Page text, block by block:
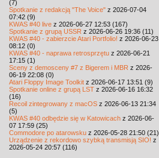
(7)
Spotkanie z redakcją "The Voice" z 2026-07-04
07:42 (9)
KWAS #40 live z 2026-06-27 12:53 (167)
Spotkanie z grupą USSR z 2026-06-26 19:36 (11)
KWAS #40 - zabierzcie Atari Portfolio! z 2026-06-23
08:12 (0)
KWAS #40 - naprawa retrosprzętu z 2026-06-21
17:15 (1)
Sceny z demosceny #7 z Bigerem i MBR z 2026-
06-19 22:08 (0)
Atari Floppy Image Toolkit z 2026-06-17 13:51 (9)
Spotkanie online z grupą LST z 2026-06-16 16:32
(16)
Recoil zintegrowany z macOS z 2026-06-13 21:34
(5)
KWAS #40 odbędzie się w Katowicach z 2026-06-
07 17:59 (25)
Commodore po atarowsku z 2026-05-28 21:50 (21)
Urządzenie z rekordowo szybką transmisją SIO! z
2026-05-24 20:57 (116)